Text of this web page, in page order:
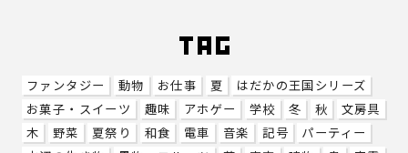
ファンタジー 動物 お仕事 夏
はだかの王国シリーズ
お菓子・スイーツ
趣味 アホゲー 学校 冬 秋
文房具
木
野菜 夏祭り 和食 電車 音楽 記号
パーティー